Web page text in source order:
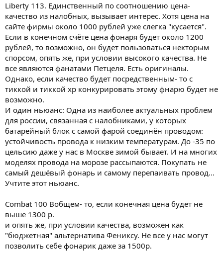
Liberty 113. Единственный по соотношению цена-
качество из налобных, вызывает интерес. Хотя цена на
сайте фирмы около 1000 рублей уже слегка "кусается".
Если в конечном счёте цена фонаря будет около 1200
рублей, то возможно, он будет пользоваться некторым
спорсом, опять же, при условии высокого качества. Не
все являются фанатами Петцеля. Есть оригиналы.
Однако, если качество будет посредственным- то с
тиккой и тиккой хр конкурировать этому фнарю будет не
возможно.
И один ньюанс: Одна из наиболее актуальных проблем
для россии, связанная с налобниками, у которых
батарейный блок с самой фарой соединён проводом:
устойчивость провода к низким температурам. До -35 по
цельсию даже у нас в Москве зимой бывает. И на многих
моделях провода на морозе рассыпаются. Покупать не
самый дешёвый фонарь и самому перепаивать провод...
Учтите этот ньюанс.
Combat 100 Вобщем- то, если конечная цена будет не
выше 1300 р.
и опять же, при условии качества, возможен как
"бюджетная" альтернатива Фениксу. Не все у нас могут
позволить себе фонарик даже за 1500р.